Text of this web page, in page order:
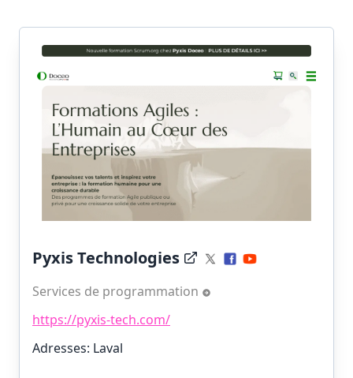
Pyxis Technologies
Services de programmation
https://pyxis-tech.com/
Adresses: Laval